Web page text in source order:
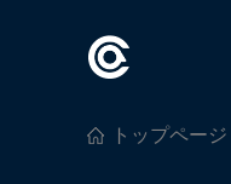
トップページ